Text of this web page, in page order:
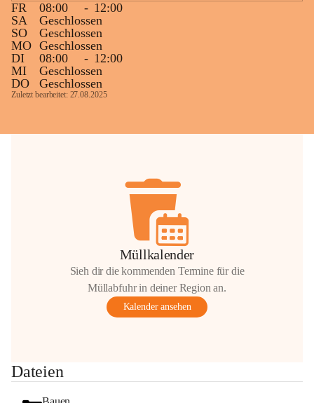
Bevölkerung ungewohnte, jedoch
technisch notwendige Betriebszustände so
kurz wie möglich zu halten.
Wir bitten daher die umliegende
Bevölkerung um Verständnis.
anrainer-service@omv.com
Bei Fragen, Anliegen oder Beschwerden.
Die OMV wird im Zuge von
FR
08:00 - 12:00
SA
Geschlossen
SO
Geschlossen
MO Geschlossen
DI
08:00 - 12:00
MI
Geschlossen
DO
Geschlossen
Zuletzt bearbeitet: 27.08.2025
Müllkalender
Sieh dir die kommenden Termine für die
Müllabfuhr in deiner Region an.
Kalender ansehen
Dateien